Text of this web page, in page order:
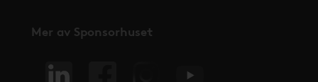
Mer av Sponsorhuset